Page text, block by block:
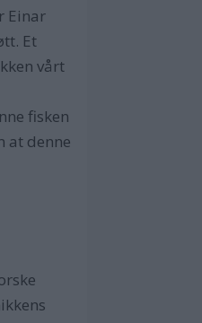
Einar
Et
vårt
fisken
at denne